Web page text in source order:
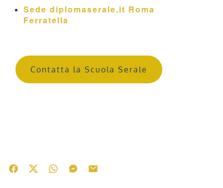
Sede diplomaserale.it Roma
Ferratella
Contatta la Scuola Serale